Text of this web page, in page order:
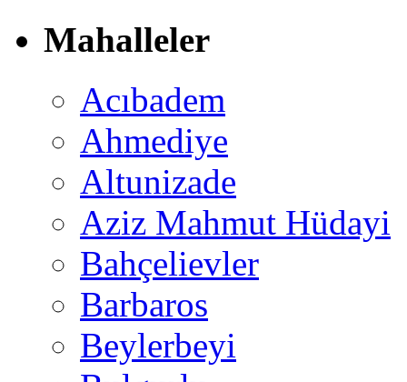
Mahalleler
Acıbadem
Ahmediye
Altunizade
Aziz Mahmut Hüdayi
Bahçelievler
Barbaros
Beylerbeyi